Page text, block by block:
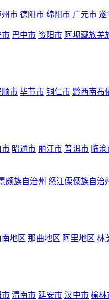
州市 德阳市 绵阳市 广元市 遂
市 巴中市 资阳市 阿坝藏族羌
顺市 毕节市 铜仁市 黔西南布
市 昭通市 丽江市 普洱市 临
颇族自治州 怒江傈僳族自治
南地区 那曲地区 阿里地区 林
市 渭南市 延安市 汉中市 榆林